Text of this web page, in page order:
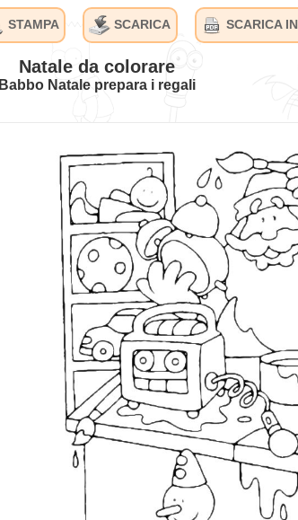
STAMPA SCARICA SCARICA
Natale da colorare
Babbo Natale prepara i regali